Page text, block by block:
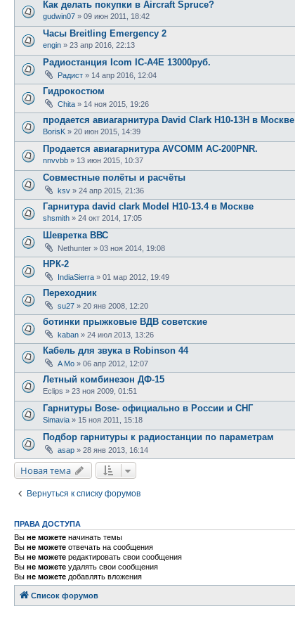
Как делать покупки в Aircraft Spruce?
gudwin07 » 09 июн 2011, 18:42
Часы Breitling Emergency 2
engin » 23 апр 2016, 22:13
Радиостанция Icom IC-A4E 13000руб.
Радист » 14 апр 2016, 12:04
Гидрокостюм
Chita » 14 ноя 2015, 19:26
продается авиагарнитура David Clark H10-13H в Москве
BorisK » 20 июн 2015, 14:39
Продается авиагарнитура AVCOMM AC-200PNR.
nnvvbb » 13 июн 2015, 10:37
Совместные полёты и расчёты
ksv » 24 апр 2015, 21:36
Гарнитура david clark Model H10-13.4 в Москве
shsmith » 24 окт 2014, 17:05
Шевретка ВВС
Nethunter » 03 ноя 2014, 19:08
НРК-2
IndiaSierra » 01 мар 2012, 19:49
Переходник
su27 » 20 янв 2008, 12:20
ботинки прыжковые ВДВ советские
kaban » 24 июл 2013, 13:26
Кабель для звука в Robinson 44
A Mo » 06 апр 2012, 12:07
Летный комбинезон ДФ-15
Eclips » 23 ноя 2009, 01:51
Гарнитуры Bose- официально в России и СНГ
Simavia » 15 ноя 2011, 15:18
Подбор гарнитуры к радиостанции по параметрам
asap » 28 янв 2013, 16:14
Новая тема
Вернуться к списку форумов
ПРАВА ДОСТУПА
Вы не можете начинать темы
Вы не можете отвечать на сообщения
Вы не можете редактировать свои сообщения
Вы не можете удалять свои сообщения
Вы не можете добавлять вложения
Список форумов